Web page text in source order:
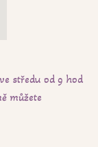
středu od 9 hod
můžete